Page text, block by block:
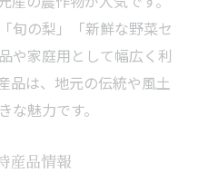
旬の梨」「新鮮な野菜セ
や家庭用として幅広く利
品は、地元の伝統や風土
な魅力です。
産品情報